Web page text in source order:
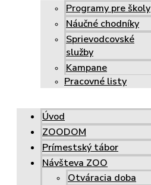
Programy pre školy
Náučné chodníky
Sprievodcovské
služby
Kampane
Pracovné listy
Úvod
ZOODOM
Prímestský tábor
Návšteva ZOO
Otváracia doba